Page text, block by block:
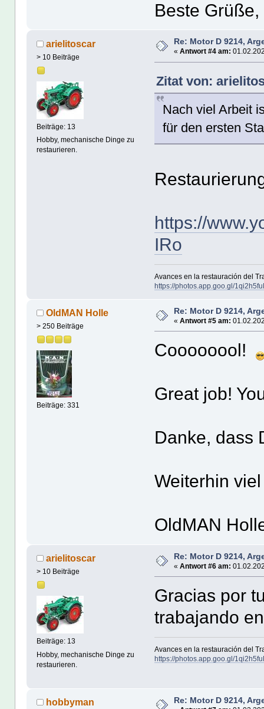
Beste
arielitoscar
> 10 Beiträge
Beiträge: 13
Hobby, mechanische Dinge zu
restaurieren.
Re: Motor D 9214,
« Antwort #4 am:
Zitat von:
Nach viel Arbeit
für den ersten
https://
IRo
Avances en la restauración del
https://photos.app.goo.gl/
OldMAN Holle
> 250 Beiträge
Beiträge: 331
Re: Motor D 9214,
« Antwort #5 am:
Coooooool!
Great job!
Danke, dass
Weiterhin
OldMAN
arielitoscar
> 10 Beiträge
Beiträge: 13
Hobby, mechanische Dinge zu
restaurieren.
Re: Motor D 9214,
« Antwort #6 am:
Gracias por
trabajando
Avances en la restauración del
https://photos.app.goo.gl/
hobbyman Re: Motor D 9214,